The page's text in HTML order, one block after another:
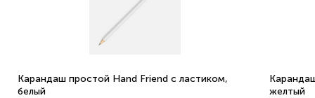
Карандаш простой Hand Friend с ластиком,
белый
желтый